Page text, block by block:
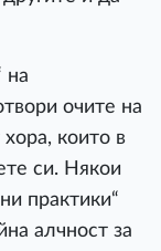
на
очите на
които в
си. Някои
практики“
алчност за